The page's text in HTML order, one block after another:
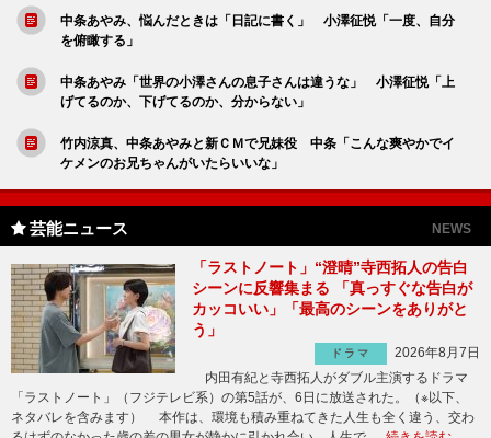
中条あやみ、悩んだときは「日記に書く」 小澤征悦「一度、自分
を俯瞰する」
中条あやみ「世界の小澤さんの息子さんは違うな」 小澤征悦「上
げてるのか、下げてるのか、分からない」
竹内涼真、中条あやみと新ＣＭで兄妹役 中条「こんな爽やかでイ
ケメンのお兄ちゃんがいたらいいな」
芸能ニュース NEWS
「ラストノート」“澄晴”寺西拓人の告白
シーンに反響集まる 「真っすぐな告白が
カッコいい」「最高のシーンをありがと
う」
ドラマ
2026年8月7日
内田有紀と寺西拓人がダブル主演するドラマ
「ラストノート」（フジテレビ系）の第5話が、6日に放送された。（※以下、
ネタバレを含みます） 本作は、環境も積み重ねてきた人生も全く違う、交わ